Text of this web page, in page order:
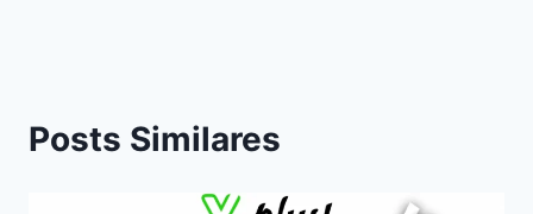
Posts Similares